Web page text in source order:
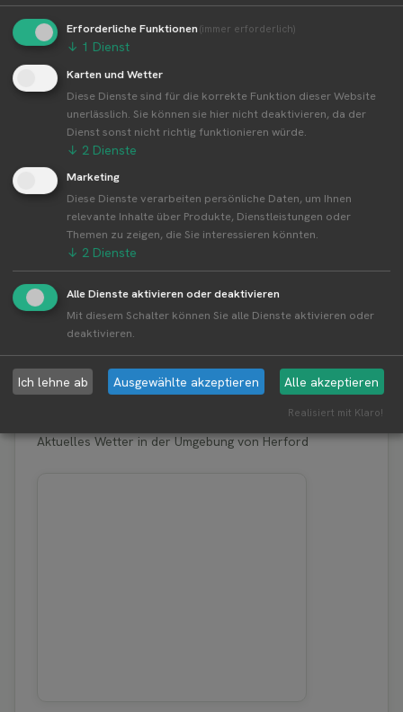
Weitere Standorte von Obsthof Otte
Vertrieb
Obsthof Otte Vertrieb betreibt 6 Standorte
Alle Standorte von Obsthof Otte Vertrieb↗
Kompakte Übersicht aller Standorte inkl.
Firmensitz von Obsthof Otte Vertrieb in einer
Karte und als Liste amzeigen.
Aktuelle Infos zur Region 32051 Herford
Aktuelles Wetter in der Umgebung von Herford
Erforderliche Funktionen(immer erforderlich)
↓ 1 Dienst
Karten und Wetter
Diese Dienste sind für die korrekte Funktion dieser Website
unerlässlich. Sie können sie hier nicht deaktivieren, da der
Dienst sonst nicht richtig funktionieren würde.
↓ 2 Dienste
Marketing
Diese Dienste verarbeiten persönliche Daten, um Ihnen
relevante Inhalte über Produkte, Dienstleistungen oder
Themen zu zeigen, die Sie interessieren könnten.
↓ 2 Dienste
Alle Dienste aktivieren oder deaktivieren
Mit diesem Schalter können Sie alle Dienste aktivieren oder
deaktivieren.
Ich lehne ab Ausgewählte akzeptieren Alle akzeptieren
Realisiert mit Klaro!